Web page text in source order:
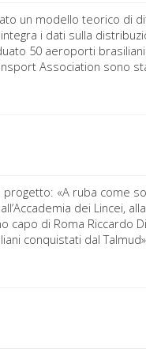
un modello teorico di
i dati sulla
50 aeroporti
Association sono
«A ruba come
dei Lincei,
capo di Roma Riccardo
conquistati dal